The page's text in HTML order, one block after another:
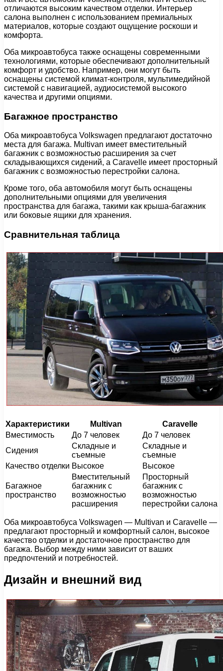
отличаются высоким качеством отделки. Интерьер
салона выполнен с использованием премиальных
материалов, которые создают ощущение роскоши и
комфорта.
Оба микроавтобуса также оснащены современными
технологиями, которые обеспечивают дополнительный
комфорт и удобство. Например, они могут быть
оснащены системой климат-контроля, мультимедийной
системой с навигацией, аудиосистемой высокого
качества и другими опциями.
Багажное пространство
Оба микроавтобуса Volkswagen предлагают достаточно
места для багажа. Multivan имеет вместительный
багажник с возможностью расширения за счет
складывающихся сидений, а Caravelle имеет просторный
багажник с возможностью перестройки салона.
Кроме того, оба автомобиля могут быть оснащены
дополнительными опциями для увеличения
пространства для багажа, такими как крыша-багажник
или боковые ящики для хранения.
Сравнительная таблица
Характеристики Multivan
Caravelle
Вместимость
До 7 человек
До 7 человек
Сидения
Складные и
съемные
Складные и
съемные
Качество отделки Высокое Высокое
Багажное
пространство
Вместительный
багажник с
возможностью
расширения
Просторный
багажник с
возможностью
перестройки салона
Оба микроавтобуса Volkswagen — Multivan и Caravelle —
предлагают просторный и комфортный салон, высокое
качество отделки и достаточное пространство для
багажа. Выбор между ними зависит от ваших
предпочтений и потребностей.
Дизайн и внешний вид